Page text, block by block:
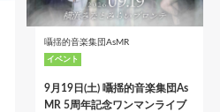
囁揺的音楽集団AsMR
イベント
9月19日(土) 囁揺的音楽集団As
MR 5周年記念ワンマンライブ